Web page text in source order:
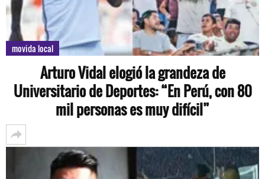
movida local
Arturo Vidal elogió la grandeza de
Universitario de Deportes: “En Perú, con 80
mil personas es muy difícil”